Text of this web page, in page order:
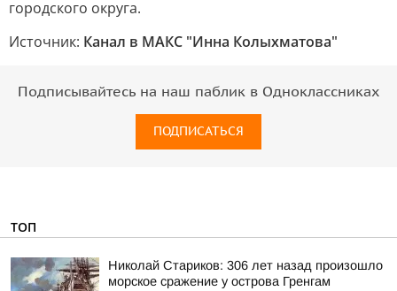
городского округа.
Источник: Канал в МАКС "Инна Колыхматова"
Подписывайтесь на наш паблик в Одноклассниках
ПОДПИСАТЬСЯ
ТОП
Николай Стариков: 306 лет назад произошло
морское сражение у острова Гренгам